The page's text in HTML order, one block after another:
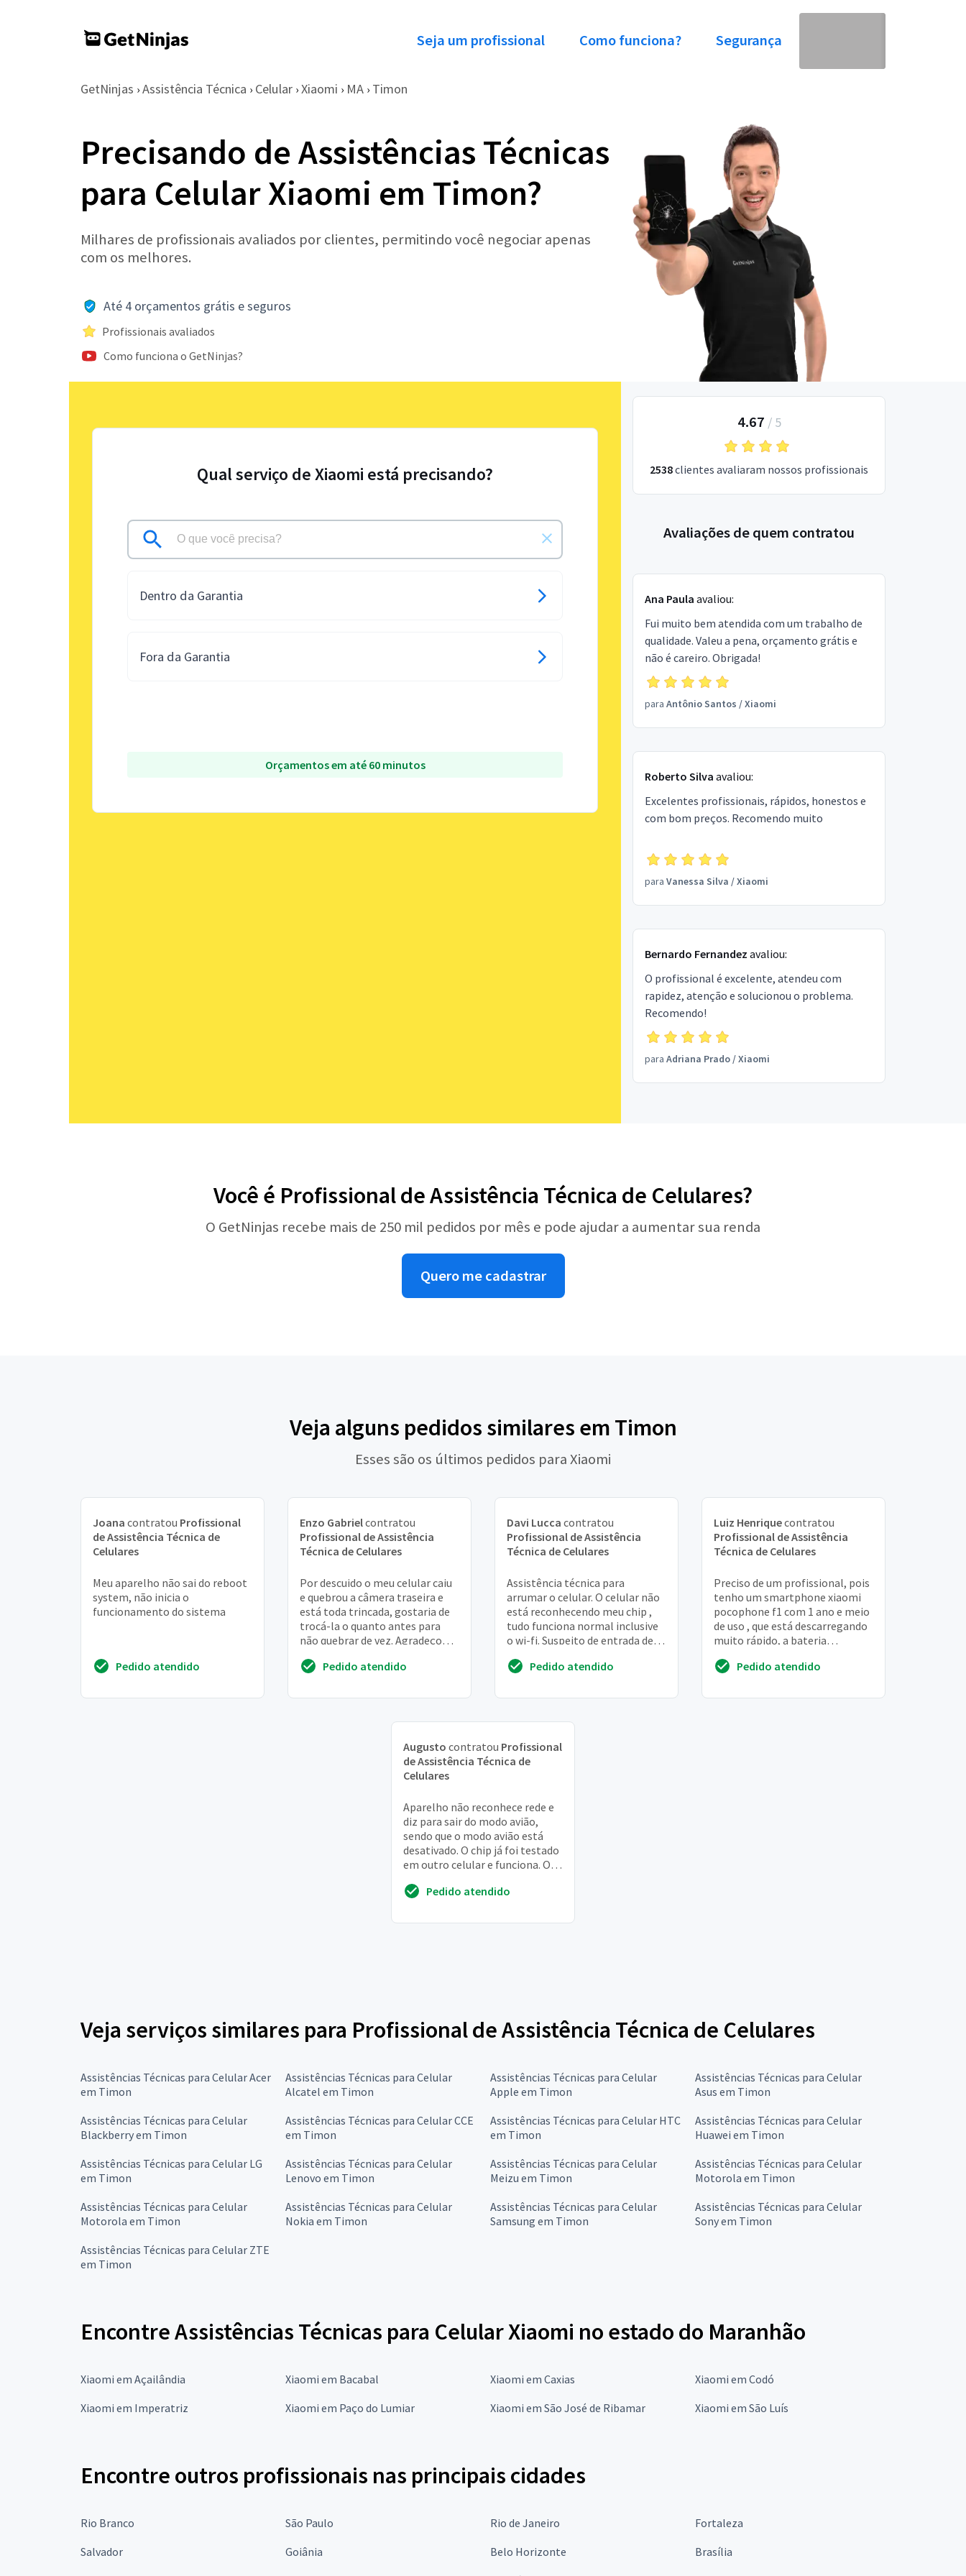
Seja um profissional Como funciona? Segurança
GetNinjas › Assistência Técnica › Celular › Xiaomi › MA › Timon
Precisando de Assistências Técnicas
para Celular Xiaomi em Timon?
Milhares de profissionais avaliados por clientes, permitindo você negociar apenas
com os melhores.
Até 4 orçamentos grátis e seguros
Profissionais avaliados
Como funciona o GetNinjas?
Qual serviço de Xiaomi está precisando?
Dentro da Garantia
Fora da Garantia
Orçamentos em até 60 minutos
4.67 / 5
2538clientes avaliaram nossos profissionais
Avaliações de quem contratou
Ana Paula avaliou:
Fui muito bem atendida com um trabalho de
qualidade. Valeu a pena, orçamento grátis e
não é careiro. Obrigada!
para Antônio Santos /Xiaomi
Roberto Silva avaliou:
Excelentes profissionais, rápidos, honestos e
com bom preços. Recomendo muito
para Vanessa Silva /Xiaomi
Bernardo Fernandez avaliou:
O profissional é excelente, atendeu com
rapidez, atenção e solucionou o problema.
Recomendo!
para Adriana Prado/Xiaomi
Você é Profissional de Assistência Técnica de Celulares?
O GetNinjas recebe mais de 250 mil pedidos por mês e pode ajudar a aumentar sua renda
Quero me cadastrar
Veja alguns pedidos similares em Timon
Esses são os últimos pedidos para Xiaomi
Joana contratou Profissional
de Assistência Técnica de
Celulares
Meu aparelho não sai do reboot
system, não inicia o
funcionamento do sistema
Pedido atendido
Enzo Gabrielcontratou
Profissional de Assistência
Técnica de Celulares
Por descuido o meu celular caiu
e quebrou a câmera traseira e
está toda trincada, gostaria de
trocá-la o quanto antes para
não quebrar de vez. Agradeço
Pedido atendido
Davi Lucca contratou
Profissional de Assistência
Técnica de Celulares
Assistência técnica para
arrumar o celular. O celular não
está reconhecendo meu chip ,
tudo funciona normal inclusive
o wi-fi. Suspeito de entrada de
Pedido atendido
Luiz Henriquecontratou
Profissional de Assistência
Técnica de Celulares
Preciso de um profissional, pois
tenho um smartphone xiaomi
pocophone f1 com 1 ano e meio
de uso , que está descarregando
muito rápido, a bateria
segurando
Pedido atendido
Augusto contratou Profissional
de Assistência Técnica de
Celulares
Aparelho não reconhece rede e
diz para sair do modo avião,
sendo que o modo avião está
desativado. O chip já foi testado
em outro celular e funciona. O
atualização ...
Pedido atendido
Veja serviços similares para Profissional de Assistência Técnica de Celulares
Assistências Técnicas para Celular Acer
em Timon
Assistências Técnicas para Celular
Alcatel em Timon
Assistências Técnicas para Celular
Apple em Timon
Assistências Técnicas para Celular
Asus em Timon
Assistências Técnicas para Celular
Blackberry em Timon
Assistências Técnicas para Celular CCE
em Timon
Assistências Técnicas para Celular HTC
em Timon
Assistências Técnicas para Celular
Huawei em Timon
Assistências Técnicas para Celular LG
em Timon
Assistências Técnicas para Celular
Lenovo em Timon
Assistências Técnicas para Celular
Meizu em Timon
Assistências Técnicas para Celular
Motorola em Timon
Assistências Técnicas para Celular
Motorola em Timon
Assistências Técnicas para Celular
Nokia em Timon
Assistências Técnicas para Celular
Samsung em Timon
Assistências Técnicas para Celular
Sony em Timon
Assistências Técnicas para Celular ZTE
em Timon
Encontre Assistências Técnicas para Celular Xiaomi no estado do Maranhão
Xiaomi em Açailândia Xiaomi em Bacabal Xiaomi em Caxias
Xiaomi em Codó
Xiaomi em Imperatriz
Xiaomi em Paço do Lumiar Xiaomi em São José de Ribamar Xiaomi em São Luís
Encontre outros profissionais nas principais cidades
Rio Branco São Paulo Rio de Janeiro
Fortaleza
Salvador
Goiânia Belo Horizonte
Brasília